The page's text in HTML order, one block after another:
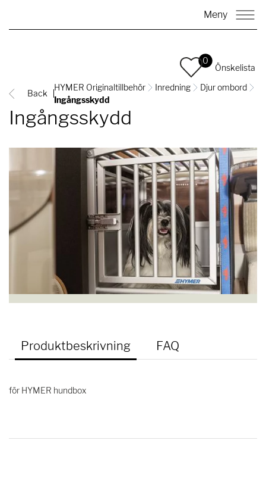
Meny
0
Önskelista
Back
HYMER Originaltillbehör Inredning
Djur ombord
Ingångsskydd
Ingångsskydd
Produktbeskrivning FAQ
för HYMER hundbox